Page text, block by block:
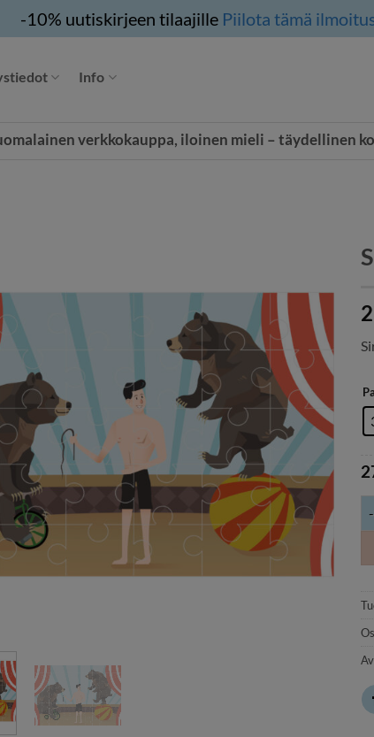
-10% uutiskirjeen tilaajille Piilota tämä
Info
verkkokauppa, iloinen mieli – täydellinen